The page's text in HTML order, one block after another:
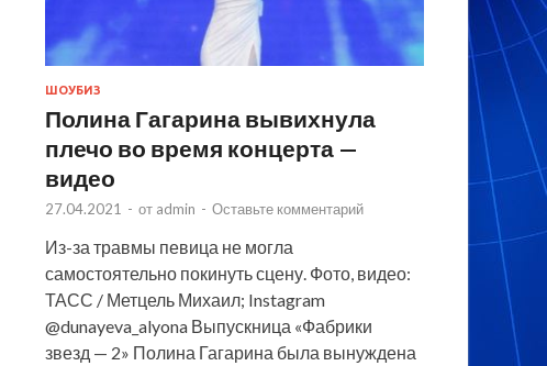
ШОУБИЗ
Полина Гагарина вывихнула
плечо во время концерта —
видео
27.04.2021 - от admin - Оставьте комментарий
Из-за травмы певица не могла
самостоятельно покинуть сцену. Фото, видео:
ТАСС / Метцель Михаил; Instagram
@dunayeva_alyona Выпускница «Фабрики
звезд — 2» Полина Гагарина была вынуждена